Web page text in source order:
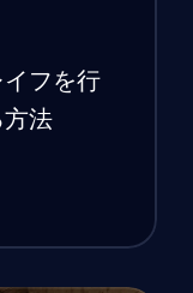
フを行
法